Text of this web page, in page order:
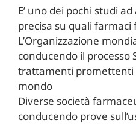
E’ uno dei pochi studi
precisa su quali
L’Organizzazione
conducendo il processo
trattamenti promettenti
mondo
Diverse società
conducendo prove